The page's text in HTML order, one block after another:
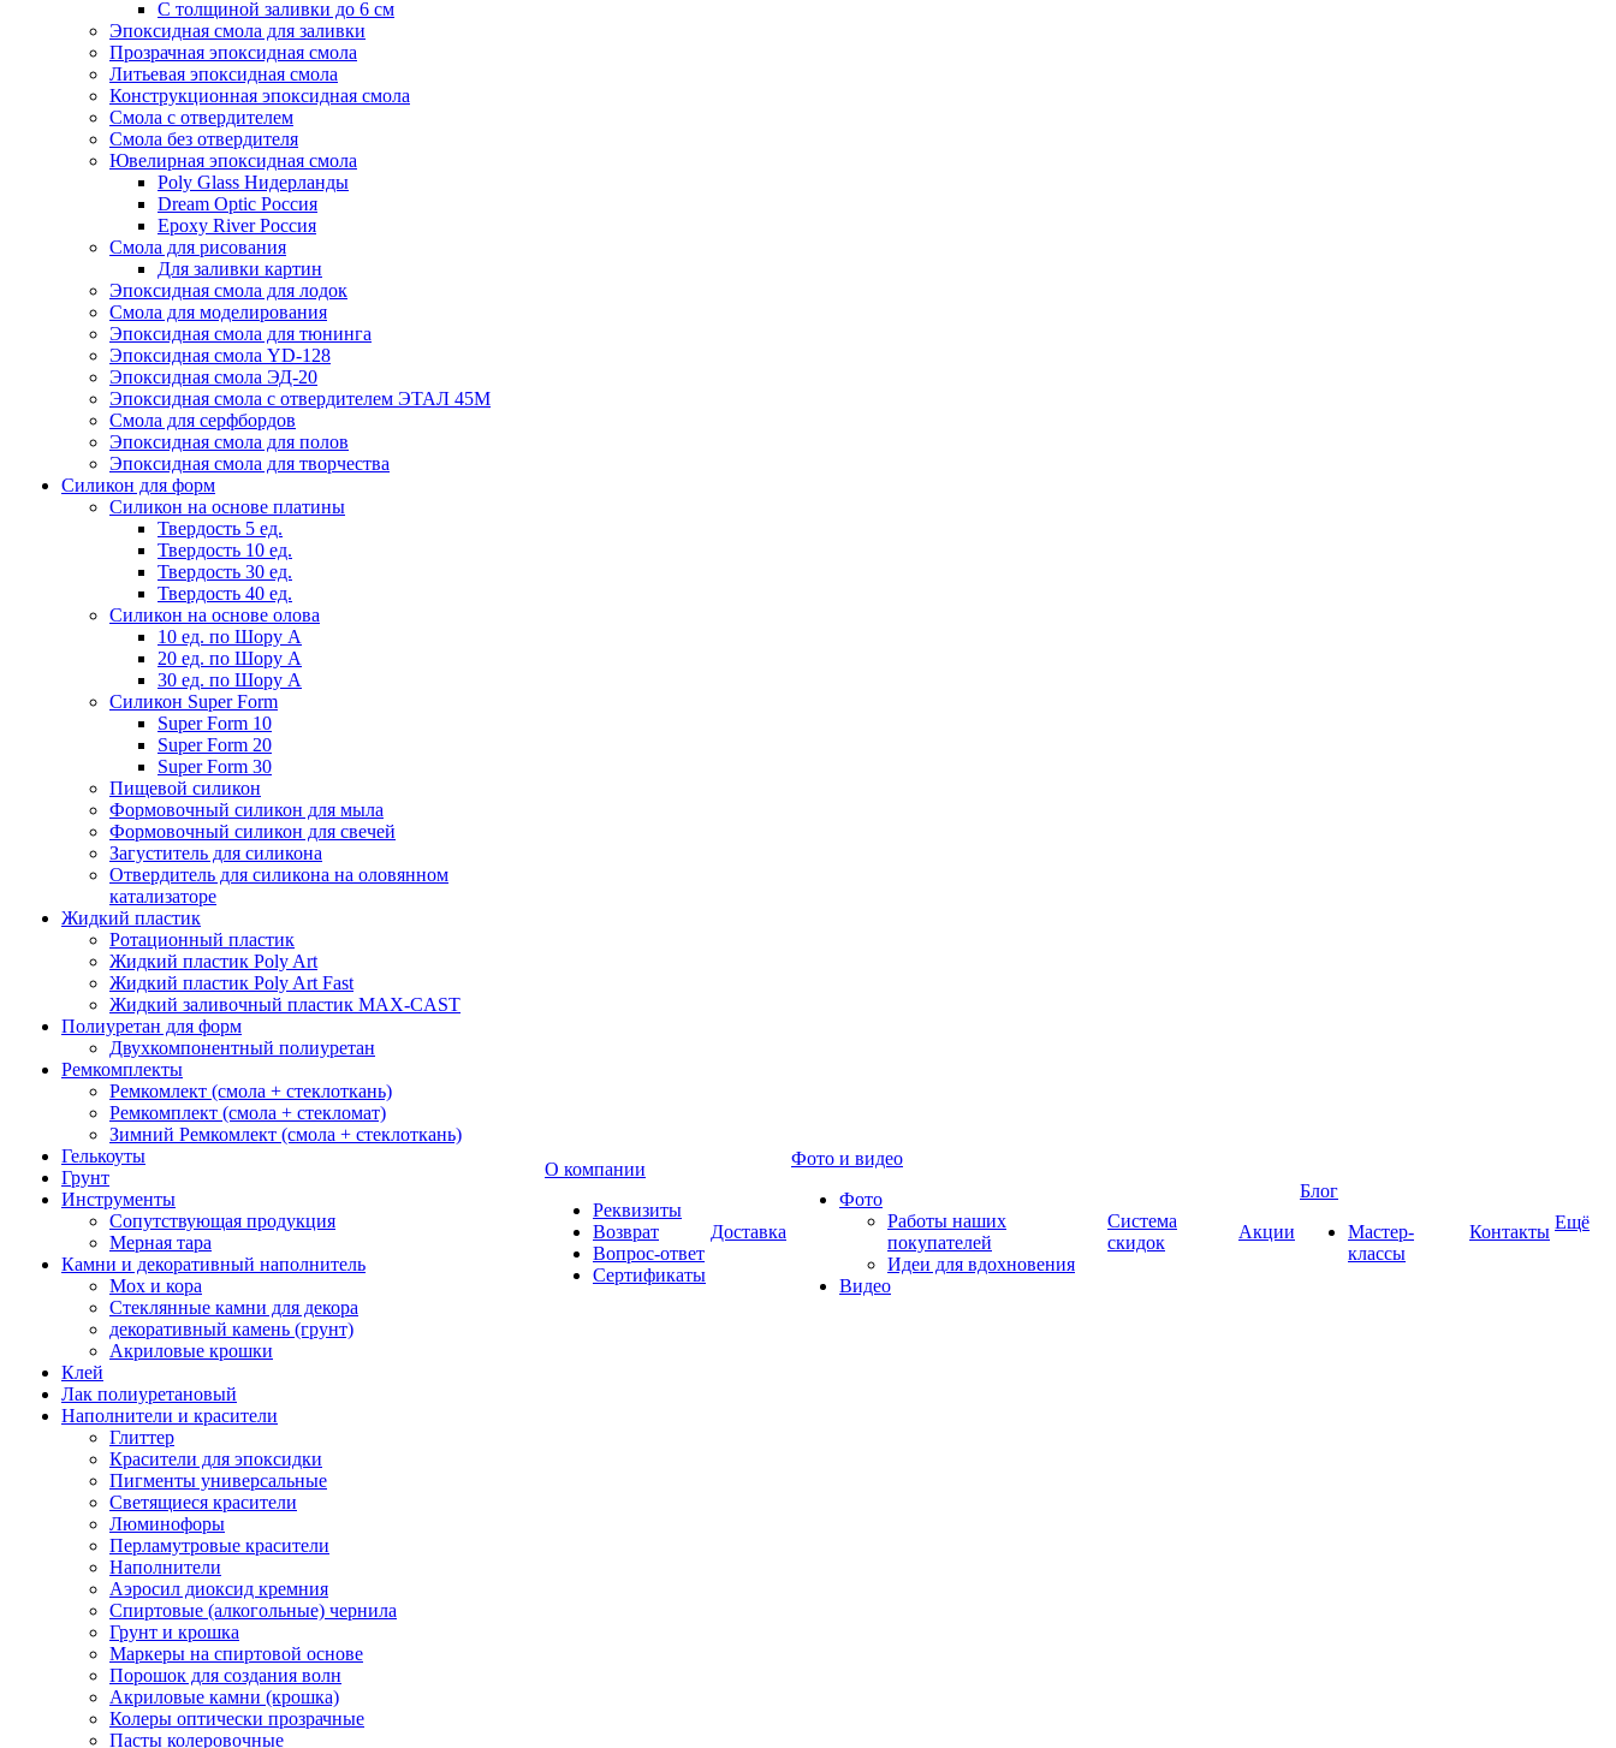
С толщиной заливки до 6 см
Эпоксидная смола для заливки
Прозрачная эпоксидная смола
Литьевая эпоксидная смола
Конструкционная эпоксидная смола
Смола с отвердителем
Смола без отвердителя
Ювелирная эпоксидная смола
Poly Glass Нидерланды
Dream Optic Россия
Epoxy River Россия
Смола для рисования
Для заливки картин
Эпоксидная смола для лодок
Смола для моделирования
Эпоксидная смола для тюнинга
Эпоксидная смола YD-128
Эпоксидная смола ЭД-20
Эпоксидная смола с отвердителем ЭТАЛ 45М
Смола для серфбордов
Эпоксидная смола для полов
Эпоксидная смола для творчества
Силикон для форм
Силикон на основе платины
Твердость 5 ед.
Твердость 10 ед.
Твердость 30 ед.
Твердость 40 ед.
Силикон на основе олова
10 ед. по Шору А
20 ед. по Шору А
30 ед. по Шору А
Силикон Super Form
Super Form 10
Super Form 20
Super Form 30
Пищевой силикон
Формовочный силикон для мыла
Формовочный силикон для свечей
Загуститель для силикона
Отвердитель для силикона на оловянном
катализаторе
Жидкий пластик
Ротационный пластик
Жидкий пластик Poly Art
Жидкий пластик Poly Art Fast
Жидкий заливочный пластик MAX-CAST
Полиуретан для форм
Двухкомпонентный полиуретан
Ремкомплекты
Ремкомлект (смола + стеклоткань)
Ремкомплект (смола + стекломат)
Зимний Ремкомлект (смола + стеклоткань)
Гелькоуты
Грунт
Инструменты
Сопутствующая продукция
Мерная тара
Камни и декоративный наполнитель
Мох и кора
Стеклянные камни для декора
декоративный камень (грунт)
Акриловые крошки
Клей
Лак полиуретановый
Наполнители и красители
Глиттер
Красители для эпоксидки
Пигменты универсальные
Светящиеся красители
Люминофоры
Перламутровые красители
Наполнители
Аэросил диоксид кремния
Спиртовые (алкогольные) чернила
Грунт и крошка
Маркеры на спиртовой основе
Порошок для создания волн
Акриловые камни (крошка)
Колеры оптически прозрачные
Пасты колеровочные
О компании
Реквизиты
Возврат
Вопрос-ответ
Сертификаты
Доставка
Фото и видео
Фото
Работы наших
покупателей
Идеи для вдохновения
Видео
Система
скидок
Акции
Блог
Мастер-
классы
Контакты Ещё